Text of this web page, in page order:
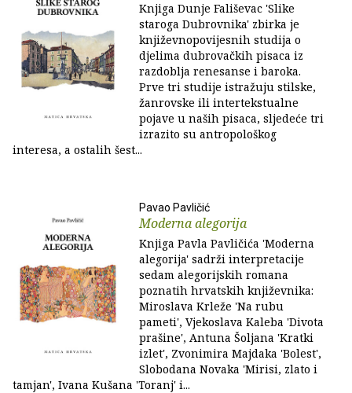
Knjiga Dunje Fališevac 'Slike
staroga Dubrovnika' zbirka je
književnopovijesnih studija o
djelima dubrovačkih pisaca iz
razdoblja renesanse i baroka.
Prve tri studije istražuju stilske,
žanrovske ili intertekstualne
pojave u naših pisaca, sljedeće tri
izrazito su antropološkog
interesa, a ostalih šest...
Pavao Pavličić
Moderna alegorija
Knjiga Pavla Pavličića 'Moderna
alegorija' sadrži interpretacije
sedam alegorijskih romana
poznatih hrvatskih književnika:
Miroslava Krleže 'Na rubu
pameti', Vjekoslava Kaleba 'Divota
prašine', Antuna Šoljana 'Kratki
izlet', Zvonimira Majdaka 'Bolest',
Slobodana Novaka 'Mirisi, zlato i
tamjan', Ivana Kušana 'Toranj' i...